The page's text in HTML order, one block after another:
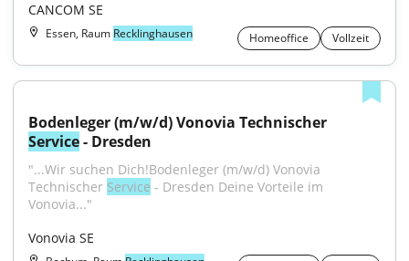
CANCOM SE
Essen, Raum Recklinghausen Homeoffice Vollzeit
Service - Dresden
"...​Wir suchen Dich!Bodenleger (m/w/d) Vonovia
Technischer Service - Dresden Deine Vorteile im
Vonovia..."
Vonovia SE